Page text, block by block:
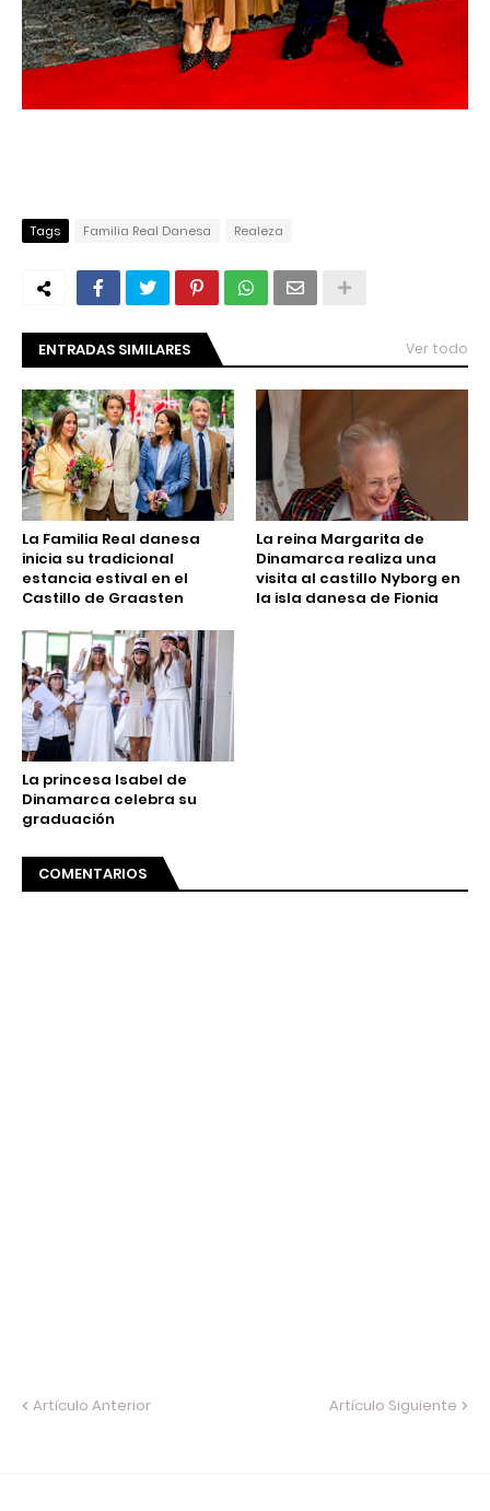
Tags Familia Real Danesa Realeza
ENTRADAS SIMILARES Ver todo
La Familia Real danesa
inicia su tradicional
estancia estival en el
Castillo de Graasten
La reina Margarita de
Dinamarca realiza una
visita al castillo Nyborg en
la isla danesa de Fionia
La princesa Isabel de
Dinamarca celebra su
graduación
COMENTARIOS
Artículo Anterior Artículo Siguiente